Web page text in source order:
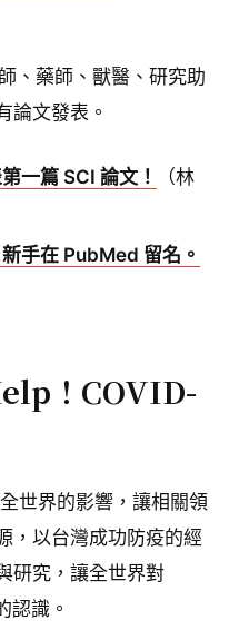
、藥師、獸醫、研究助
論文發表。
一篇 SCI 論文！
（林
手在 PubMed 留名。
！COVID-
世界的影響，讓相關領
，以台灣成功防疫的經
研究，讓全世界對
認識。